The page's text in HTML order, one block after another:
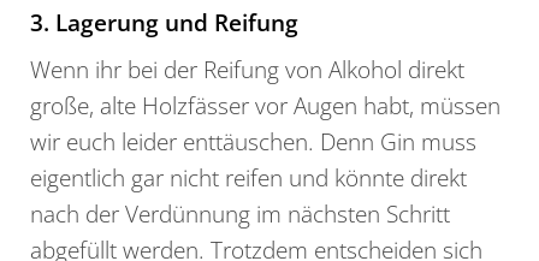
3. Lagerung und Reifung
Wenn ihr bei der Reifung von Alkohol direkt
große, alte Holzfässer vor Augen habt, müssen
wir euch leider enttäuschen. Denn Gin muss
eigentlich gar nicht reifen und könnte direkt
nach der Verdünnung im nächsten Schritt
abgefüllt werden. Trotzdem entscheiden sich